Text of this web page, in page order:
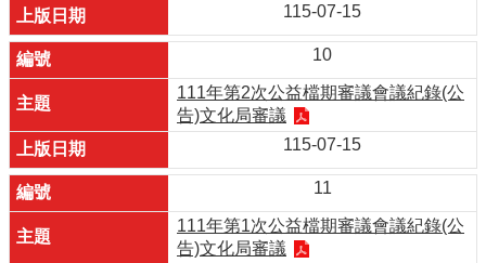
115-07-15
10
111年第2次公益檔期審議會議紀錄(公
告)文化局審議
115-07-15
11
111年第1次公益檔期審議會議紀錄(公
告)文化局審議